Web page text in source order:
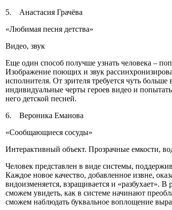
5. Анастасия Грачёва
«Любимая песня детства»
Видео, звук
Еще один способ получше узнать человека ‒
Изображение поющих и звук
исполнителя. От зрителя требуется чуть
индивидуальные черты героев видео и
него детской песней.
6. Вероника Еманова
«Сообщающиеся сосуды»
Интерактивный объект. Прозрачные емкости,
Человек представлен в виде системы,
Каждое новое качество, добавленное извне,
видоизменяется, взращивается и «разбухает». В
сможем увидеть, как в системе начинают
сможем наблюдать буквальное воплощение